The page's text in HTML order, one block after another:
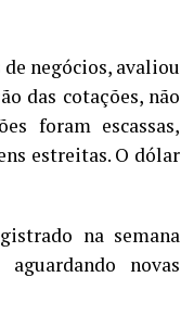
negócios, avaliou
das cotações, não
foram escassas,
estreitas. O dólar
na semana
novas